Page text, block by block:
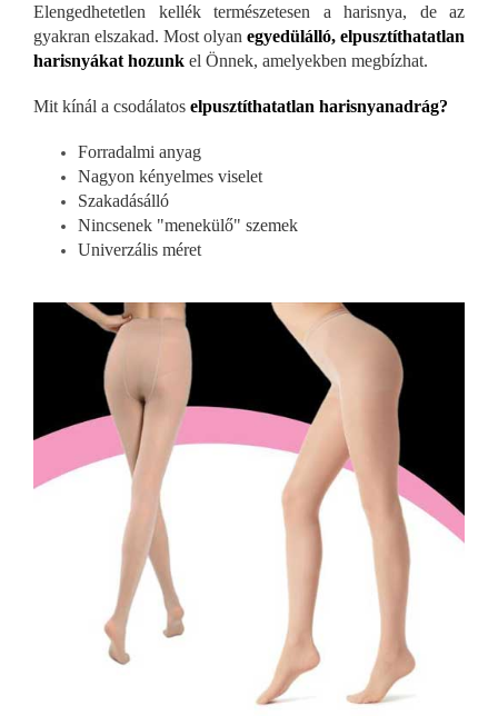
Elengedhetetlen kellék természetesen a harisnya, de az
gyakran elszakad. Most olyan egyedülálló, elpusztíthatatlan
harisnyákat hozunk el Önnek, amelyekben megbízhat.
Mit kínál a csodálatos elpusztíthatatlan harisnyanadrág?
Forradalmi anyag
Nagyon kényelmes viselet
Szakadásálló
Nincsenek "menekülő" szemek
Univerzális méret